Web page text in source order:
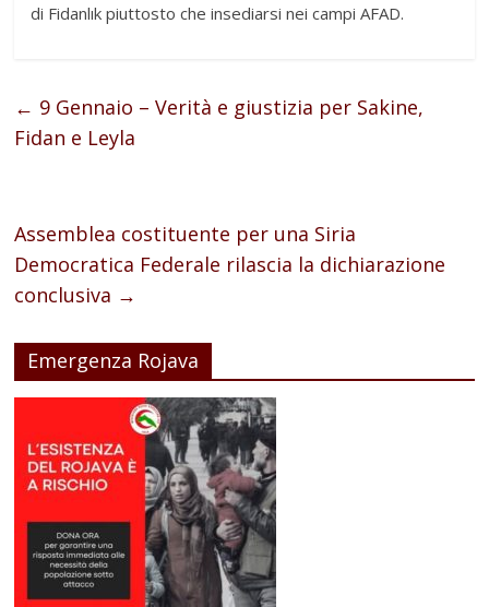
di Fidanlık piuttosto che insediarsi nei campi AFAD.
← 9 Gennaio – Verità e giustizia per Sakine,
Fidan e Leyla
Assemblea costituente per una Siria
Democratica Federale rilascia la dichiarazione
conclusiva →
Emergenza Rojava